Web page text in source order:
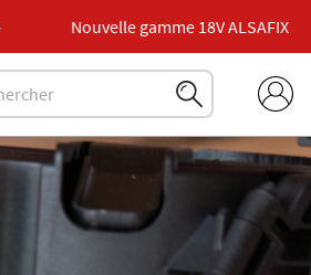
Nouvelle gamme 18V ALSAFIX